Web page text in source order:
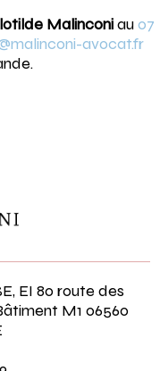
Malinconiau07
avocat.fr
EI 80 route des
M106560